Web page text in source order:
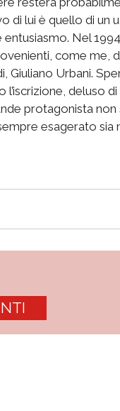
di lui è quello di un
Nel
come me,
Giuliano Urbani.
l’iscrizione, deluso
protagonista
esagerato sia